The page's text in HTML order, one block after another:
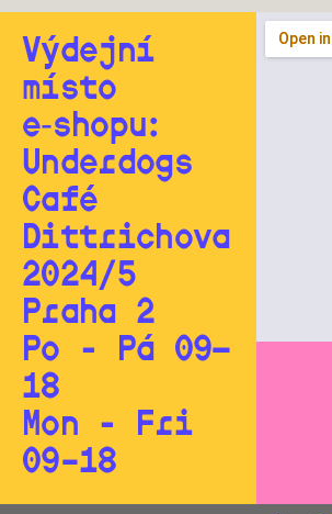
Výdejní
místo
e‑shopu:
Underdogs
Café
Dittrichova
2024/5
Praha 2
Po - Pá 09—
18
Mon - Fri
09–18